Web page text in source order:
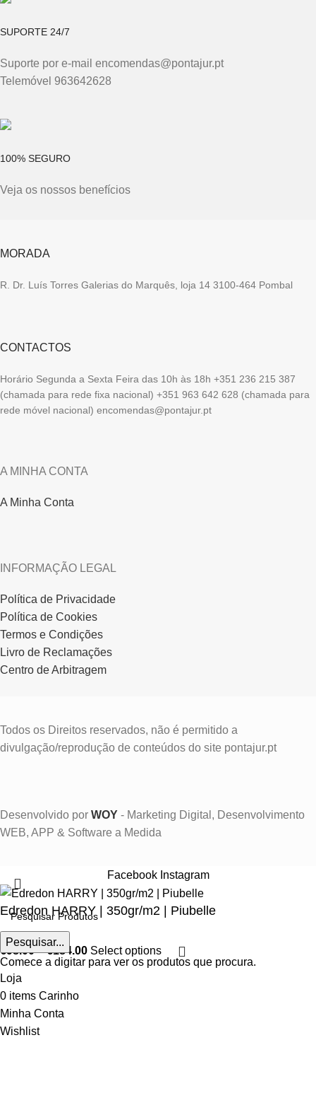
SUPORTE 24/7
Suporte por e-mail encomendas@pontajur.pt
Telemóvel 963642628
100% SEGURO
Veja os nossos benefícios
MORADA
R. Dr. Luís Torres Galerias do Marquês, loja 14 3100-464 Pombal
CONTACTOS
Horário Segunda a Sexta Feira das 10h às 18h +351 236 215 387
(chamada para rede fixa nacional) +351 963 642 628 (chamada para
rede móvel nacional) encomendas@pontajur.pt
A MINHA CONTA
A Minha Conta
INFORMAÇÃO LEGAL
Política de Privacidade
Política de Cookies
Termos e Condições
Livro de Reclamações
Centro de Arbitragem
Todos os Direitos reservados, não é permitido a
divulgação/reprodução de conteúdos do site pontajur.pt
Desenvolvido por WOY - Marketing Digital, Desenvolvimento
WEB, APP & Software a Medida
Pesquisar...
Comece a digitar para ver os produtos que procura.
Facebook Instagram
Edredon HARRY | 350gr/m2 | Piubelle
€98.00 – €184.00 Select options
Loja
0 items Carinho
Minha Conta
Wishlist